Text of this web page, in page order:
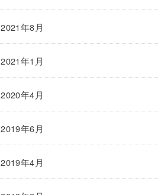
2021年8月
2021年1月
2020年4月
2019年6月
2019年4月